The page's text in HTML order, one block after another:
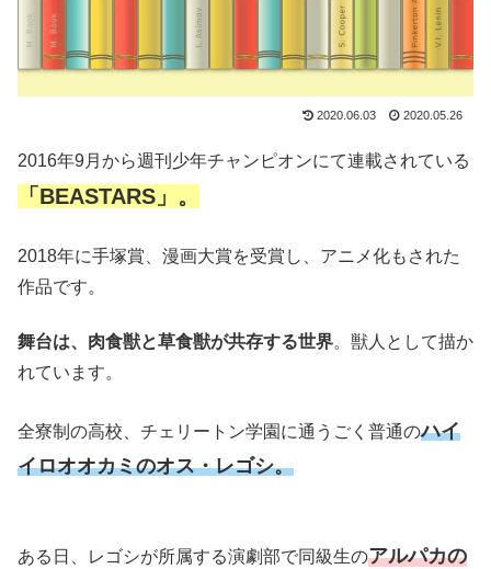
2020.06.03 2020.05.26
2016年9月から週刊少年チャンピオンにて連載されている
「BEASTARS」。
2018年に手塚賞、漫画大賞を受賞し、アニメ化もされた
作品です。
舞台は、肉食獣と草食獣が共存する世界。獣人として描か
れています。
全寮制の高校、チェリートン学園に通うごく普通のハイ
イロオオカミのオス・レゴシ。
ある日、レゴシが所属する演劇部で同級生のアルパカの